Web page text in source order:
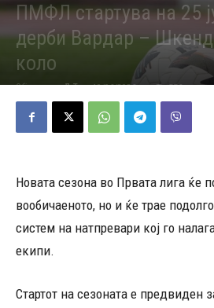
ПМФЛ стартува на 25
дерби Вардар –
коло
Објавено од Д.Т. - 10/06/2026 556
Новата сезона во Првата лига ќе
вообичаеното, но и ќе трае
систем на натпревари кој го
екипи.
Стартот на сезоната е предвиден